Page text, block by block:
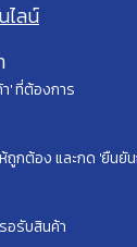
ไลน์
' ที่ต้องการ
ถูกต้อง และกด 'ยืนยั
อรับสินค้า